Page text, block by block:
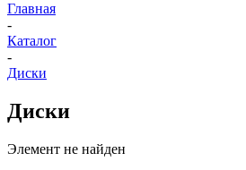
Главная
-
Каталог
-
Диски
Диски
Элемент не найден